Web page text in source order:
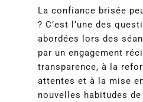
La confiance brisée
? C’est l’une des
abordées lors des
par un engagement
transparence, à la
attentes et à la mise
nouvelles habitudes